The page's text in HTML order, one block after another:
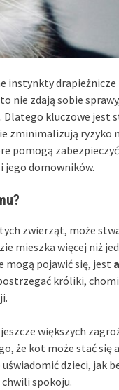
instynkty
nie zdają sobie
Dlatego kluczowe jest
zminimalizują ryzyko
pomogą
jego domowników.
zwierząt, może
mieszka więcej niż
mogą pojawić się, jest
króliki,
większych
że kot może stać się
dzieci, jak
spokoju.